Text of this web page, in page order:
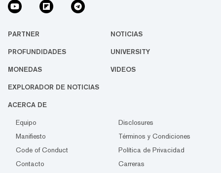
PARTNER NOTICIAS
PROFUNDIDADES UNIVERSITY
MONEDAS VIDEOS
EXPLORADOR DE NOTICIAS
ACERCA DE
Equipo
Disclosures
Manifiesto
Términos y Condiciones
Code of Conduct
Política de Privacidad
Contacto
Carreras